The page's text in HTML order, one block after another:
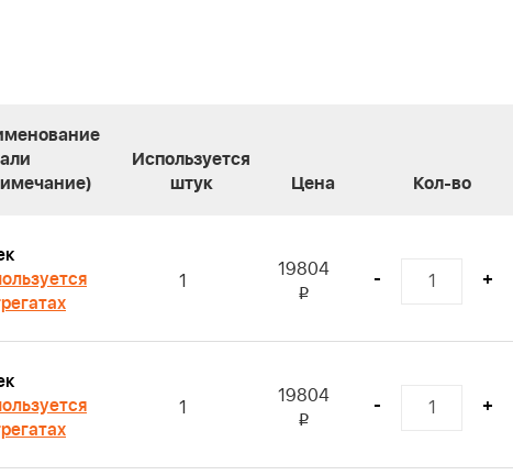
Используется
штук
Цена Кол-во
1 19804
i
- +
1 19804
i
- +